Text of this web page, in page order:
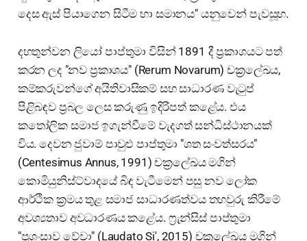
දෙස ඇස් පියාගෙන සිටීම හා සමානය" යනුවෙන් පැවසූහ.
දහතුන්වන ලියෝ පාප්තුමා විසින් 1891 දී ප්‍රකාශයට පත්
කරන ලද "නව ප්‍රකාශය" (Rerum Novarum) චක්‍රලේඛය,
කම්කරුවන්ගේ අයිතිවාසිකම් සහ සාධාරණ වැටුප්
පිළිබඳව ප්‍රබල ලෙස කරුණු ඉදිරිපත් කළේය. එය
කතෝලික සමාජ ඉගැන්වීමේ වැදගත් සන්ධිස්ථානයක්
විය. දෙවන ජුවාම් පාවුළු පාප්තුමා "ශත සංවත්සරය"
(Centesimus Annus, 1991) චක්‍රලේඛය මගින්
කොමියුනිස්ට්වාදයේ බිඳ වැටීමෙන් පසු නව ලෝක
ආර්ථික ක්‍රමය තුළ සමාජ සාධාරණත්වය තහවුරු කිරීමේ
අවශ්‍යතාව අවධාරණය කළේය. ෆ්‍රැන්සිස් පාප්තුමා
"ප්‍රශංසාව වේවා" (Laudato Si', 2015) චක්‍රලේඛය මගින්